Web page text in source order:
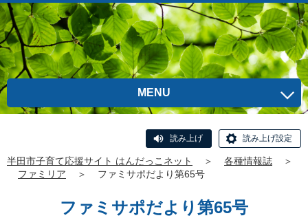
MENU
読み上げ 読み上げ設定
半田市子育て応援サイト はんだっこネット ＞ 各種情報誌
＞
ファミリア
＞ ファミサポだより第65号
ファミサポだより第65号